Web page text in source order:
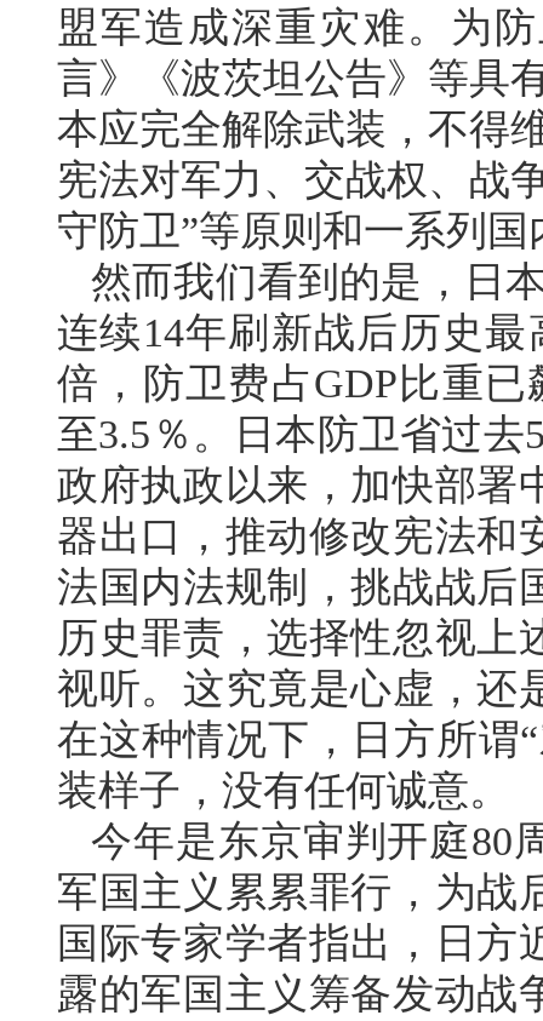
盟军造成深重灾难。为
言》《波茨坦公告》等具
本应完全解除武装，不得
宪法对军力、交战权、战
守防卫”等原则和一系列
然而我们看到的是，日
连续14年刷新战后历史
倍，防卫费占GDP比重
至3.5％。日本防卫省过
政府执政以来，加快部署
器出口，推动修改宪法和
法国内法规制，挑战战后
历史罪责，选择性忽视上
视听。这究竟是心虚，还
在这种情况下，日方所谓
装样子，没有任何诚意。
今年是东京审判开庭80
军国主义累累罪行，为战
国际专家学者指出，日方
露的军国主义筹备发动战